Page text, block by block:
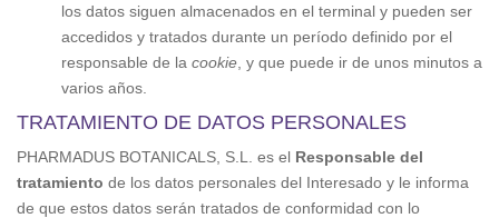
los datos siguen almacenados en el terminal y pueden ser
accedidos y tratados durante un período definido por el
responsable de la cookie , y que puede ir de unos minutos a
varios años.
TRATAMIENTO DE DATOS PERSONALES
PHARMADUS BOTANICALS, S.L. es el Responsable del
tratamiento de los datos personales del Interesado y le informa
de que estos datos serán tratados de conformidad con lo